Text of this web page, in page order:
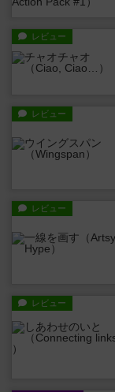
レビュー
レビュー
レビュー
レビュー